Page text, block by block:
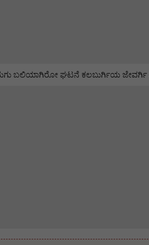
ಬಲಿಯಾಗಿರೋ ಘಟನೆ ಕಲಬುರ್ಗಿಯ ಜೇವರ್ಗಿ